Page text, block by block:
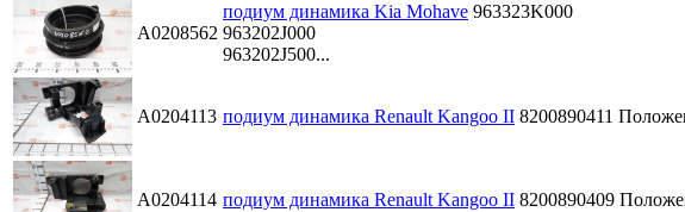
A0208562
подиум динамика Kia Mohave 963323K000
963202J000
963202J500...
A0204113 подиум динамика Renault Kangoo II 8200890411
A0204114 подиум динамика Renault Kangoo II 8200890409